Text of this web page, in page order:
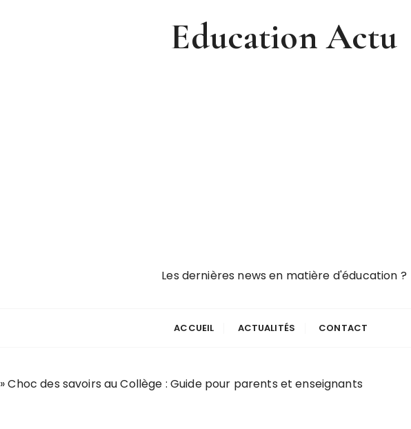
Education Actu
Les dernières news en matière d'éducation ?
ACCUEIL ACTUALITÉS CONTACT
»Choc des savoirs au Collège : Guide pour parents et enseignants